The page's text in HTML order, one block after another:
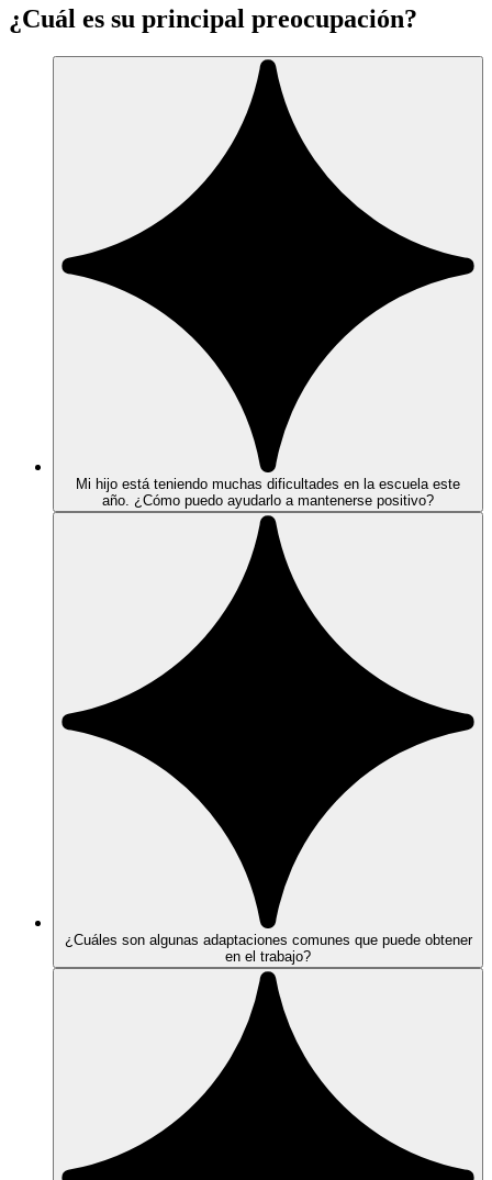
¿Cuál es su principal preocupación?
Mi hijo está teniendo muchas dificultades en la escuela este
año. ¿Cómo puedo ayudarlo a mantenerse positivo?
¿Cuáles son algunas adaptaciones comunes que puede obtener
en el trabajo?